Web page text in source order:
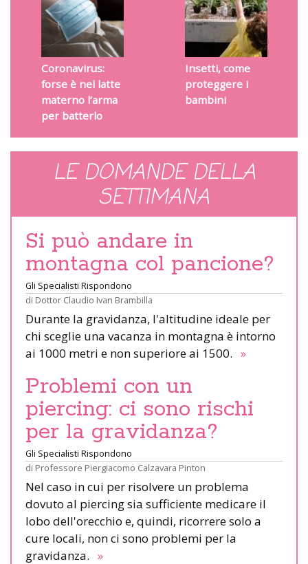
Coronavirus:
forse è nel latte
materno l’arma
per batterlo
Insetti, come
proteggere i
bambini
LE DOMANDE DELLA
SETTIMANA
Si può andare in
montagna col pancione?
Gli Specialisti Rispondono
di Dottor Claudio Ivan Brambilla
Durante la gravidanza, l'altitudine ideale per
chi sceglie una vacanza in montagna è intorno
ai 1000 metri e non superiore ai 1500. »
Problemi con un
piercing: ci sono rischi
per la gravidanza?
Gli Specialisti Rispondono
di Professore Piergiacomo Calzavara Pinton
Nel caso in cui per risolvere un problema
dovuto al piercing sia sufficiente medicare il
lobo dell'orecchio e, quindi, ricorrere solo a
cure locali, non ci sono problemi per la
gravidanza. »